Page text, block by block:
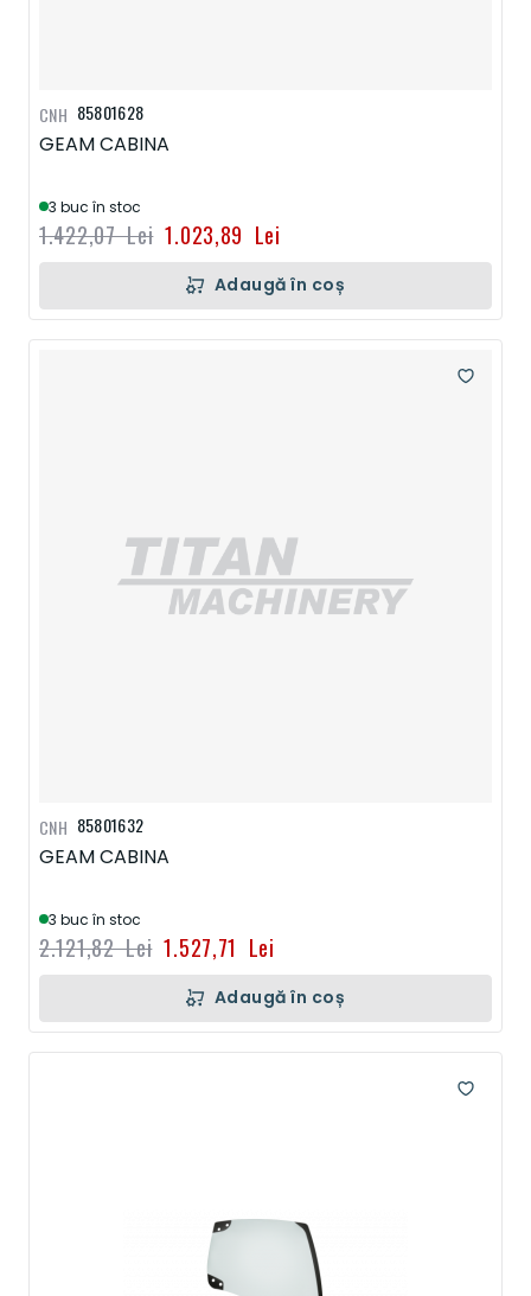
85801628
GEAM CABINA
3 buc în stoc
1.023,89 Lei
1.422,07 Lei
CNH
Adaugă în coș
85801632
GEAM CABINA
3 buc în stoc
1.527,71 Lei
2.121,82 Lei
CNH
Adaugă în coș